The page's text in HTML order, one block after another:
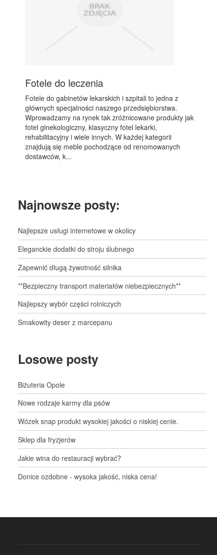
Fotele do leczenia
Fotele do gabinetów lekarskich i szpitali to jedna z
głównych specjalności naszego przedsiębiorstwa.
Wprowadzamy na rynek tak zróżnicowane produkty jak
fotel ginekologiczny, klasyczny fotel lekarki,
rehabilitacyjny i wiele innych. W każdej kategorii
znajdują się meble pochodzące od renomowanych
dostawców, k...
Najnowsze posty:
Najlepsze usługi internetowe w okolicy
Eleganckie dodatki do stroju ślubnego
Zapewnić długą żywotność silnika
**Bezpieczny transport materiałów niebezpiecznych**
Najlepszy wybór części rolniczych
Smakowity deser z marcepanu
Losowe posty
Biżuteria Opole
Nowe rodzaje karmy dla psów
Wózek snap produkt wysokiej jakości o niskiej cenie.
Sklep dla fryzjerów
Jakie wina do restauracji wybrać?
Donice ozdobne - wysoka jakość, niska cena!